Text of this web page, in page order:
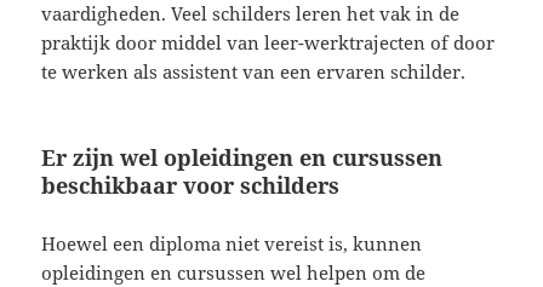
vaardigheden. Veel schilders leren het vak in de
praktijk door middel van leer-werktrajecten of door
te werken als assistent van een ervaren schilder.
Er zijn wel opleidingen en cursussen
beschikbaar voor schilders
Hoewel een diploma niet vereist is, kunnen
opleidingen en cursussen wel helpen om de